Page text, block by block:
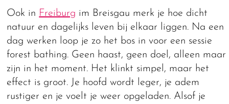
Ook in Freiburg im Breisgau merk je hoe dicht
natuur en dagelijks leven bij elkaar liggen. Na een
dag werken loop je zo het bos in voor een sessie
forest bathing. Geen haast, geen doel, alleen maar
zijn in het moment. Het klinkt simpel, maar het
effect is groot. Je hoofd wordt leger, je adem
rustiger en je voelt je weer opgeladen. Alsof je